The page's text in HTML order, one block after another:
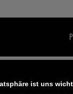
ist uns